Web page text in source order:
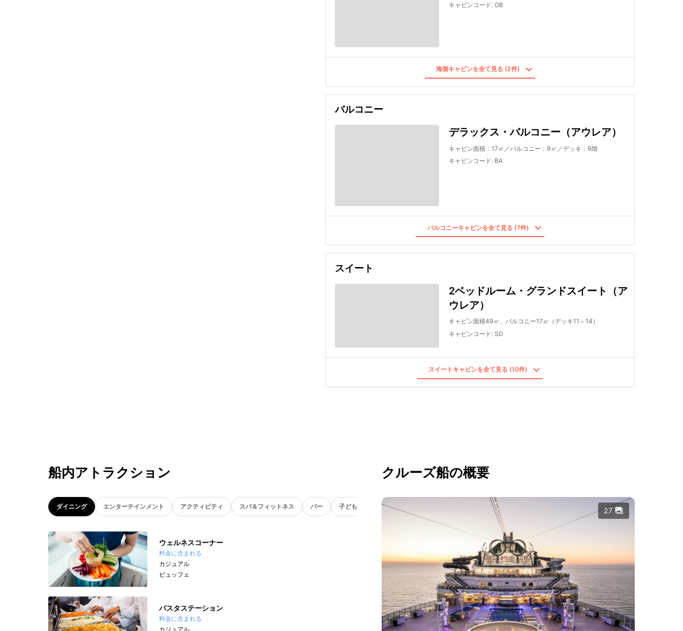
キャビンコード: OB
海側キャビンを全て見る (2件)
バルコニー
デラックス・バルコニー（アウレア）
キャビン面積：17㎡／バルコニー：9㎡／デッキ：9階
キャビンコード: BA
バルコニーキャビンを全て見る (7件)
スイート
2ベッドルーム・グランドスイート（ア
ウレア）
キャビン面積49㎡、バルコニー17㎡（デッキ11～14）
キャビンコード: SD
スイートキャビンを全て見る (10件)
船内アトラクション
ダイニング エンターテインメント アクティビティ スパ＆フィットネス バー 子ども向け
ウェルネスコーナー
料金に含まれる
カジュアル
ビュッフェ
パスタステーション
料金に含まれる
カジュアル
クルーズ船の概要
27